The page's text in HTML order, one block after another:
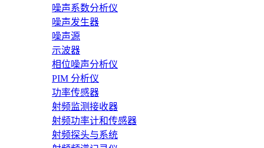
噪声系数分析仪
噪声发生器
噪声源
示波器
相位噪声分析仪
PIM 分析仪
功率传感器
射频监测接收器
射频功率计和传感器
射频探头与系统